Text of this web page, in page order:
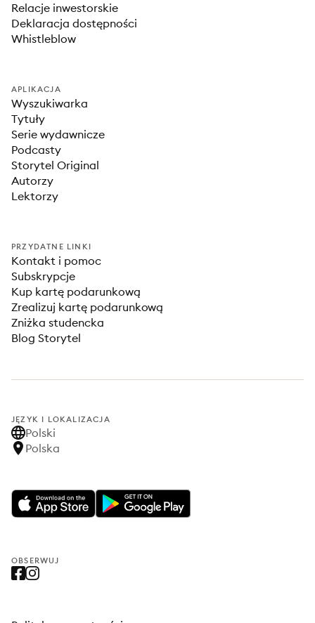
Relacje inwestorskie
Deklaracja dostępności
Whistleblow
APLIKACJA
Wyszukiwarka
Tytuły
Serie wydawnicze
Podcasty
Storytel Original
Autorzy
Lektorzy
PRZYDATNE LINKI
Kontakt i pomoc
Subskrypcje
Kup kartę podarunkową
Zrealizuj kartę podarunkową
Zniżka studencka
Blog Storytel
JĘZYK I LOKALIZACJA
Polski
Polska
OBSERWUJ